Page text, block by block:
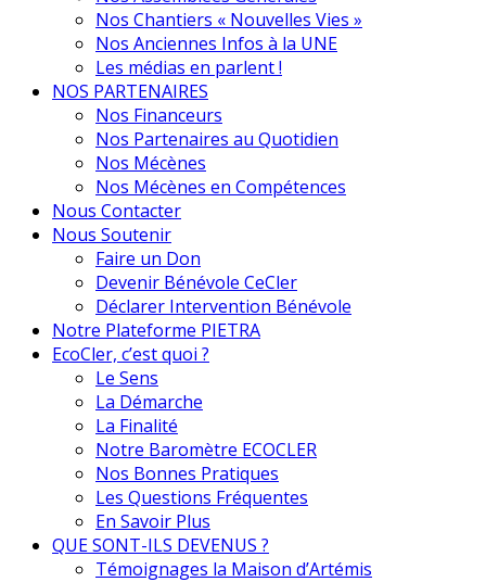
Nos Chantiers « Nouvelles Vies »
Nos Anciennes Infos à la UNE
Les médias en parlent !
NOS PARTENAIRES
Nos Financeurs
Nos Partenaires au Quotidien
Nos Mécènes
Nos Mécènes en Compétences
Nous Contacter
Nous Soutenir
Faire un Don
Devenir Bénévole CeCler
Déclarer Intervention Bénévole
Notre Plateforme PIETRA
EcoCler, c’est quoi ?
Le Sens
La Démarche
La Finalité
Notre Baromètre ECOCLER
Nos Bonnes Pratiques
Les Questions Fréquentes
En Savoir Plus
QUE SONT-ILS DEVENUS ?
Témoignages la Maison d’Artémis